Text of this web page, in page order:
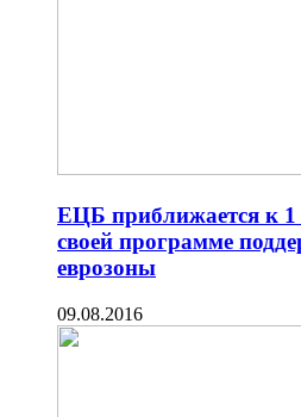
ЕЦБ приближается к 1
своей программе
еврозоны
09.08.2016